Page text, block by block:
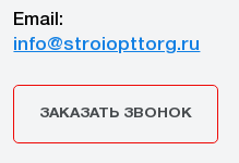
Email:
info@stroiopttorg.ru
ЗАКАЗАТЬ ЗВОНОК